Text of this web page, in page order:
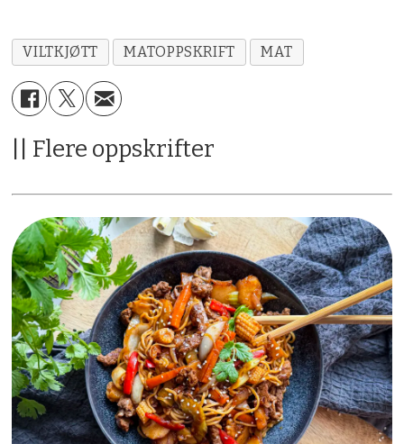
VILTKJØTT MATOPPSKRIFT MAT
|| Flere oppskrifter